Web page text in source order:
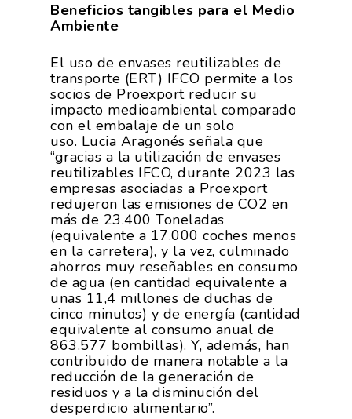
Beneficios tangibles para el Medio
Ambiente
El uso de envases reutilizables de
transporte (ERT) IFCO permite a los
socios de Proexport reducir su
impacto medioambiental comparado
con el embalaje de un solo
uso. Lucia Aragonés señala que
“gracias a la utilización de envases
reutilizables IFCO, durante 2023 las
empresas asociadas a Proexport
redujeron las emisiones de CO2 en
más de 23.400 Toneladas
(equivalente a 17.000 coches menos
en la carretera), y la vez, culminado
ahorros muy reseñables en consumo
de agua (en cantidad equivalente a
unas 11,4 millones de duchas de
cinco minutos) y de energía (cantidad
equivalente al consumo anual de
863.577 bombillas). Y, además, han
contribuido de manera notable a la
reducción de la generación de
residuos y a la disminución del
desperdicio alimentario”.